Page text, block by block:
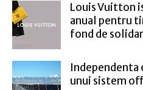
Louis Vuitton
anual pentru
fond de
Independenta
unui sistem